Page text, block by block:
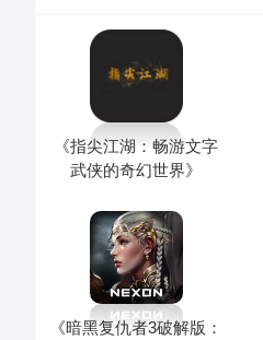
《指尖江湖：畅游文字
武侠的奇幻世界》
《暗黑复仇者3破解版：